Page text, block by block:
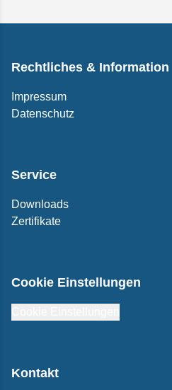
Rechtliches & Information
Impressum
Datenschutz
Service
Downloads
Zertifikate
Cookie Einstellungen
Kontakt